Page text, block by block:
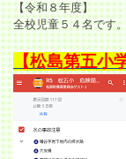
【令和８年度】
全校児童５４名です
【松島第五小